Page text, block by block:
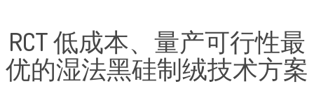
RCT 低成本、量产可行性最
优的湿法黑硅制绒技术方案